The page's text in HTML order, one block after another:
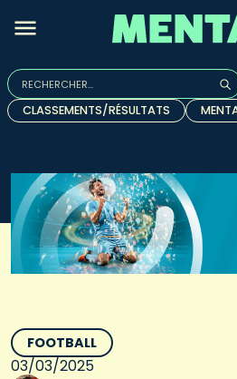
Rechercher :
Quand les résultats de l'auto-
CLASSEMENTS/RÉSULTATS
FOOTBALL
03/03/2025